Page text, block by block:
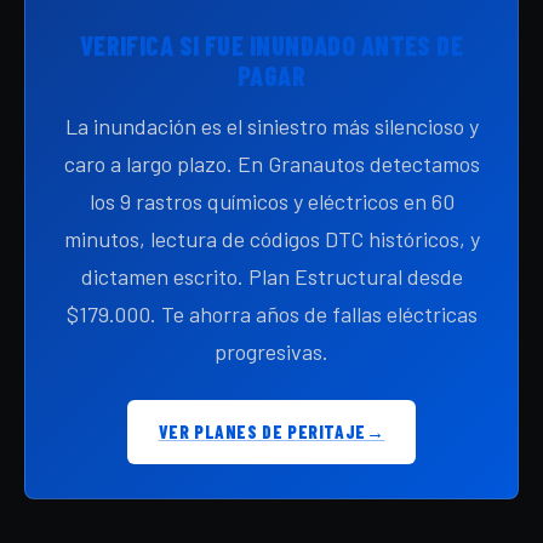
VERIFICA SI FUE INUNDADO ANTES DE
PAGAR
La inundación es el siniestro más silencioso y
caro a largo plazo. En Granautos detectamos
los 9 rastros químicos y eléctricos en 60
minutos, lectura de códigos DTC históricos, y
dictamen escrito. Plan Estructural desde
$179.000. Te ahorra años de fallas eléctricas
progresivas.
VER PLANES DE PERITAJE →